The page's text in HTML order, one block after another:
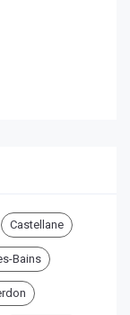
Castellane
Bains